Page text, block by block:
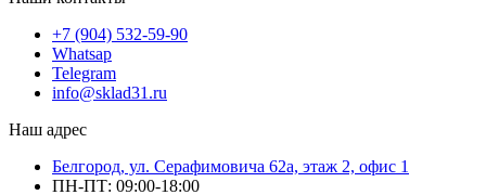
+7 (904) 532-59-90
Whatsap
Telegram
info@sklad31.ru
Наш адрес
Белгород, ул. Серафимовича 62а, этаж 2, офис 1
ПН-ПТ: 09:00-18:00